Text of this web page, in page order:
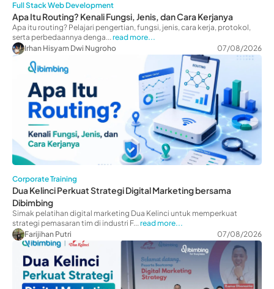
Full Stack Web Development
Apa Itu Routing? Kenali Fungsi, Jenis, dan Cara Kerjanya
Apa itu routing? Pelajari pengertian, fungsi, jenis, cara kerja, protokol,
serta perbedaannya denga...read more...
Irhan Hisyam Dwi Nugroho
07/08/2026
Corporate Training
Dua Kelinci Perkuat Strategi Digital Marketing bersama
Dibimbing
Simak pelatihan digital marketing Dua Kelinci untuk memperkuat
strategi pemasaran tim di industri F...read more...
Farijihan Putri
07/08/2026